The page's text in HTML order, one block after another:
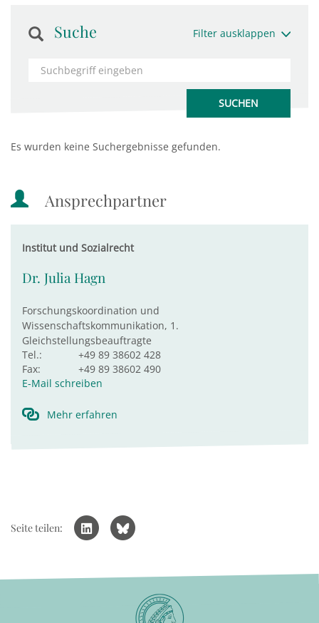
Suche Filter ausklappen
Es wurden keine Suchergebnisse gefunden.
Ansprechpartner
Institut und Sozialrecht
Dr. Julia Hagn
Forschungskoordination und
Wissenschaftskommunikation, 1.
Gleichstellungsbeauftragte
Tel.:
+49 89 38602 428
Fax:
+49 89 38602 490
E-Mail schreiben
Mehr erfahren
Seite teilen: